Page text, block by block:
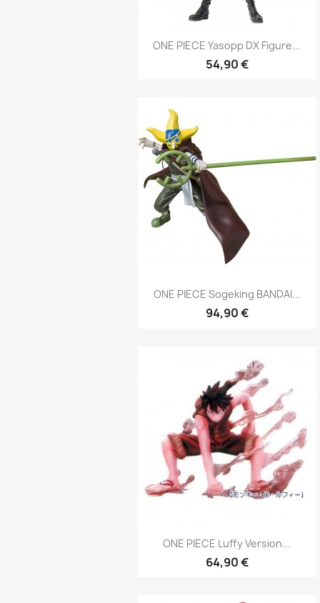
Aperçu rapide
ONE PIECE Yasopp DX Figure...
54,90 €
Aperçu rapide
ONE PIECE Sogeking BANDAI...
94,90 €
Aperçu rapide
ONE PIECE Luffy Version...
64,90 €